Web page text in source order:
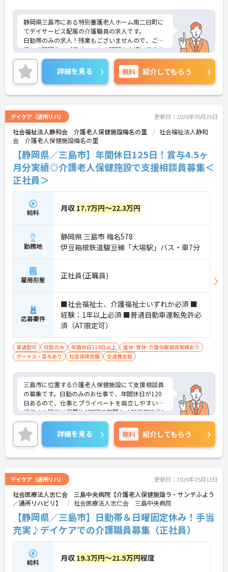
静岡県三島市にある特別養護老人ホーム南二日町に
てデイサービス配属の介護職員の求人です。
日勤帯のみの求人！残業もございませんので、ご家
族との時間や、プライベートの時間も大切にできま
す◎
最寄駅から徒歩圏内！公共交通機関での通勤も可能
◎マイカー通勤もOK、無料駐車場もございます！毎
日の通勤も楽々です♪
ご興味をお持ちの方はお気軽にお問合せ下さい。
詳細を見る 無料 紹介してもらう
デイケア（通所リハ） 更新日：2026年05月26日
社会福祉法人静和会 介護老人保健施設梅名の里
社会福祉法人静和
会 介護老人保健施設梅名の里
【静岡県／三島市】年間休日125日！賞与4.5ヶ
月分実績◎介護老人保健施設で支援相談員募集＜
正社員＞
給料 月収 17.7万円～22.3万円
勤務地
静岡県 三島市 梅名578
伊豆箱根鉄道駿豆線「大場駅」バス・車7分
雇用形態 正社員(正職員)
応募要件
■社会福祉士、介護福祉士いずれか必須 ■
経験：1年以上必須 ■普通自動車運転免許必
須（AT限定可）
車通勤可 日勤のみ 年間休日110日以上
産休･育休･介護休暇取得実績あり
ボーナス・賞与あり
社会保険完備 交通費支給
三島市に位置する介護老人保健施設にて支援相談員
の募集です。日勤のみのお仕事で、年間休日が120
日あるので、仕事とプライベートを両立しやすい職
場です♪残業は月平均3時間で無理なく就業可能◎1
7時半終業なので、退勤後もプライベートの時間や
ご家庭の時間を充実させることができます！お持ち
の業務経験や資格をぜひ職場で活かしてみません
か？ご興味ある方は面接ポイントをお伝えしますの
で、お気軽にご連絡ください。
詳細を見る 無料 紹介してもらう
デイケア（通所リハ） 更新日：2026年05月13日
社会医療法人志仁会 三島中央病院【介護老人保健施設ラ・サンテふよう
／通所リハビリ】
社会医療法人志仁会 三島中央病院
【静岡県／三島市】日勤帯＆日曜固定休み！手当
充実♪デイケアでの介護職員募集（正社員）
給料 月収 19.3万円～21.5万円程度